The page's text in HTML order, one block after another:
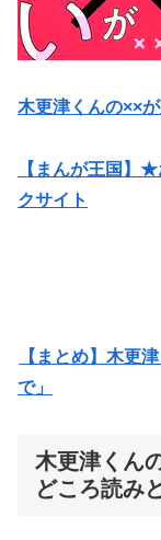
木更津くんの××
【まんが王国】
クサイト
【まとめ】木更
で」
木更津くん
どころ読み